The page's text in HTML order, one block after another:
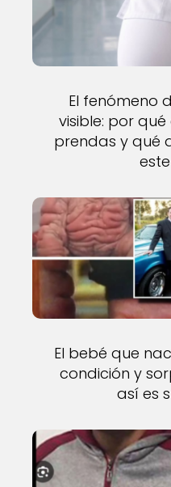
El fenómeno
visible: por
prendas y qué
El bebé que
condición y
así es